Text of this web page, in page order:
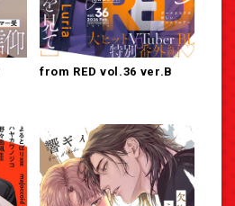
from RED vol.36 ver.B